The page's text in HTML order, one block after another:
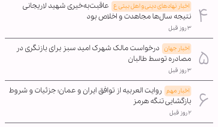
اخبار نهادهای دینی و اهل بیتی ع عاقبت‌به‌خیری شهید لاریجانی
نتیجه سال‌ها مجاهدت و اخلاص بود
۳ روز قبل
اخبار جهان درخواست مالک شهرک امید سبز برای بازنگری در
مصادره توسط طالبان
۳ روز قبل
اخبار مهم روایت العربیه از توافق ایران و عمان؛ جزئیات و شروط
بازگشایی تنگه هرمز
۲ روز قبل